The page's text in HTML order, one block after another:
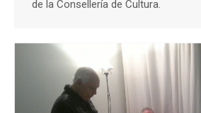
de la Consellería de Cultura.